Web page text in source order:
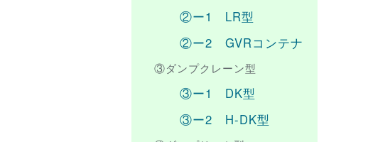
②ー1 LR型
②ー2 GVRコンテナ
③ダンプクレーン型
③ー1 DK型
③ー2 H-DK型